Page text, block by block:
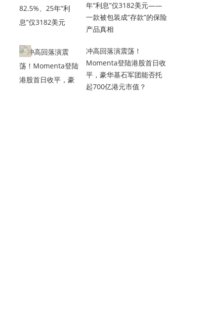
年“利息”仅3182美元——
一款被包装成“存款”的保险
产品真相
5
冲高回落演震荡！
Momenta登陆港股首日收
平，豪华基石军团能否托
起700亿港元市值？